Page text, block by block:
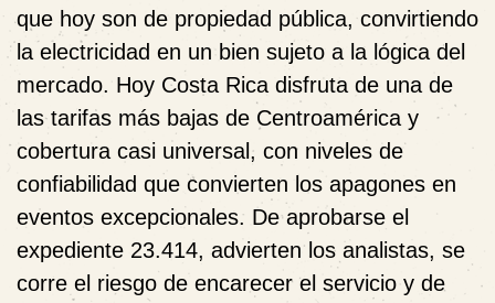
que hoy son de propiedad pública, convirtiendo
la electricidad en un bien sujeto a la lógica del
mercado. Hoy Costa Rica disfruta de una de
las tarifas más bajas de Centroamérica y
cobertura casi universal, con niveles de
confiabilidad que convierten los apagones en
eventos excepcionales. De aprobarse el
expediente 23.414, advierten los analistas, se
corre el riesgo de encarecer el servicio y de